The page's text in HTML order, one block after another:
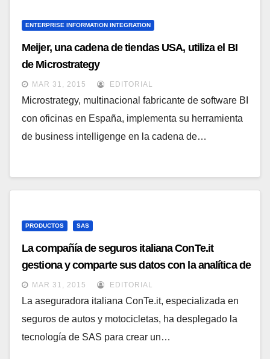
ENTERPRISE INFORMATION INTEGRATION
Meijer, una cadena de tiendas USA, utiliza el BI
de Microstrategy
MAR 31, 2015 EDITORIAL
Microstrategy, multinacional fabricante de software BI
con oficinas en España, implementa su herramienta
de business intelligenge en la cadena de…
PRODUCTOS SAS
La compañía de seguros italiana ConTe.it
gestiona y comparte sus datos con la analítica de
SasMAR 31, 2015 EDITORIAL
La aseguradora italiana ConTe.it, especializada en
seguros de autos y motocicletas, ha desplegado la
tecnología de SAS para crear un…